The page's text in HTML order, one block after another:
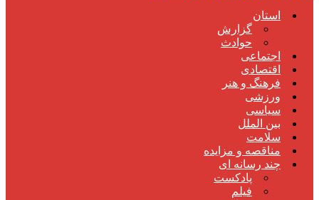
استان
گزارش
حوادث
اجتماعی
اقتصادی
فرهنگ و هنر
ورزشی
سیاسی
بین الملل
سلامت
مناقصه و مزایده
چند رسانه ای
پادکست
فیلم